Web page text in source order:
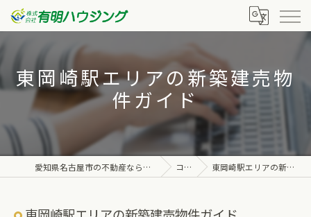
東岡崎駅エリアの新築建売物
件ガイド
愛知県名古屋市の不動産なら株式会社有明ハウジング コラム 東岡崎駅エリアの新築建売物件ガイド